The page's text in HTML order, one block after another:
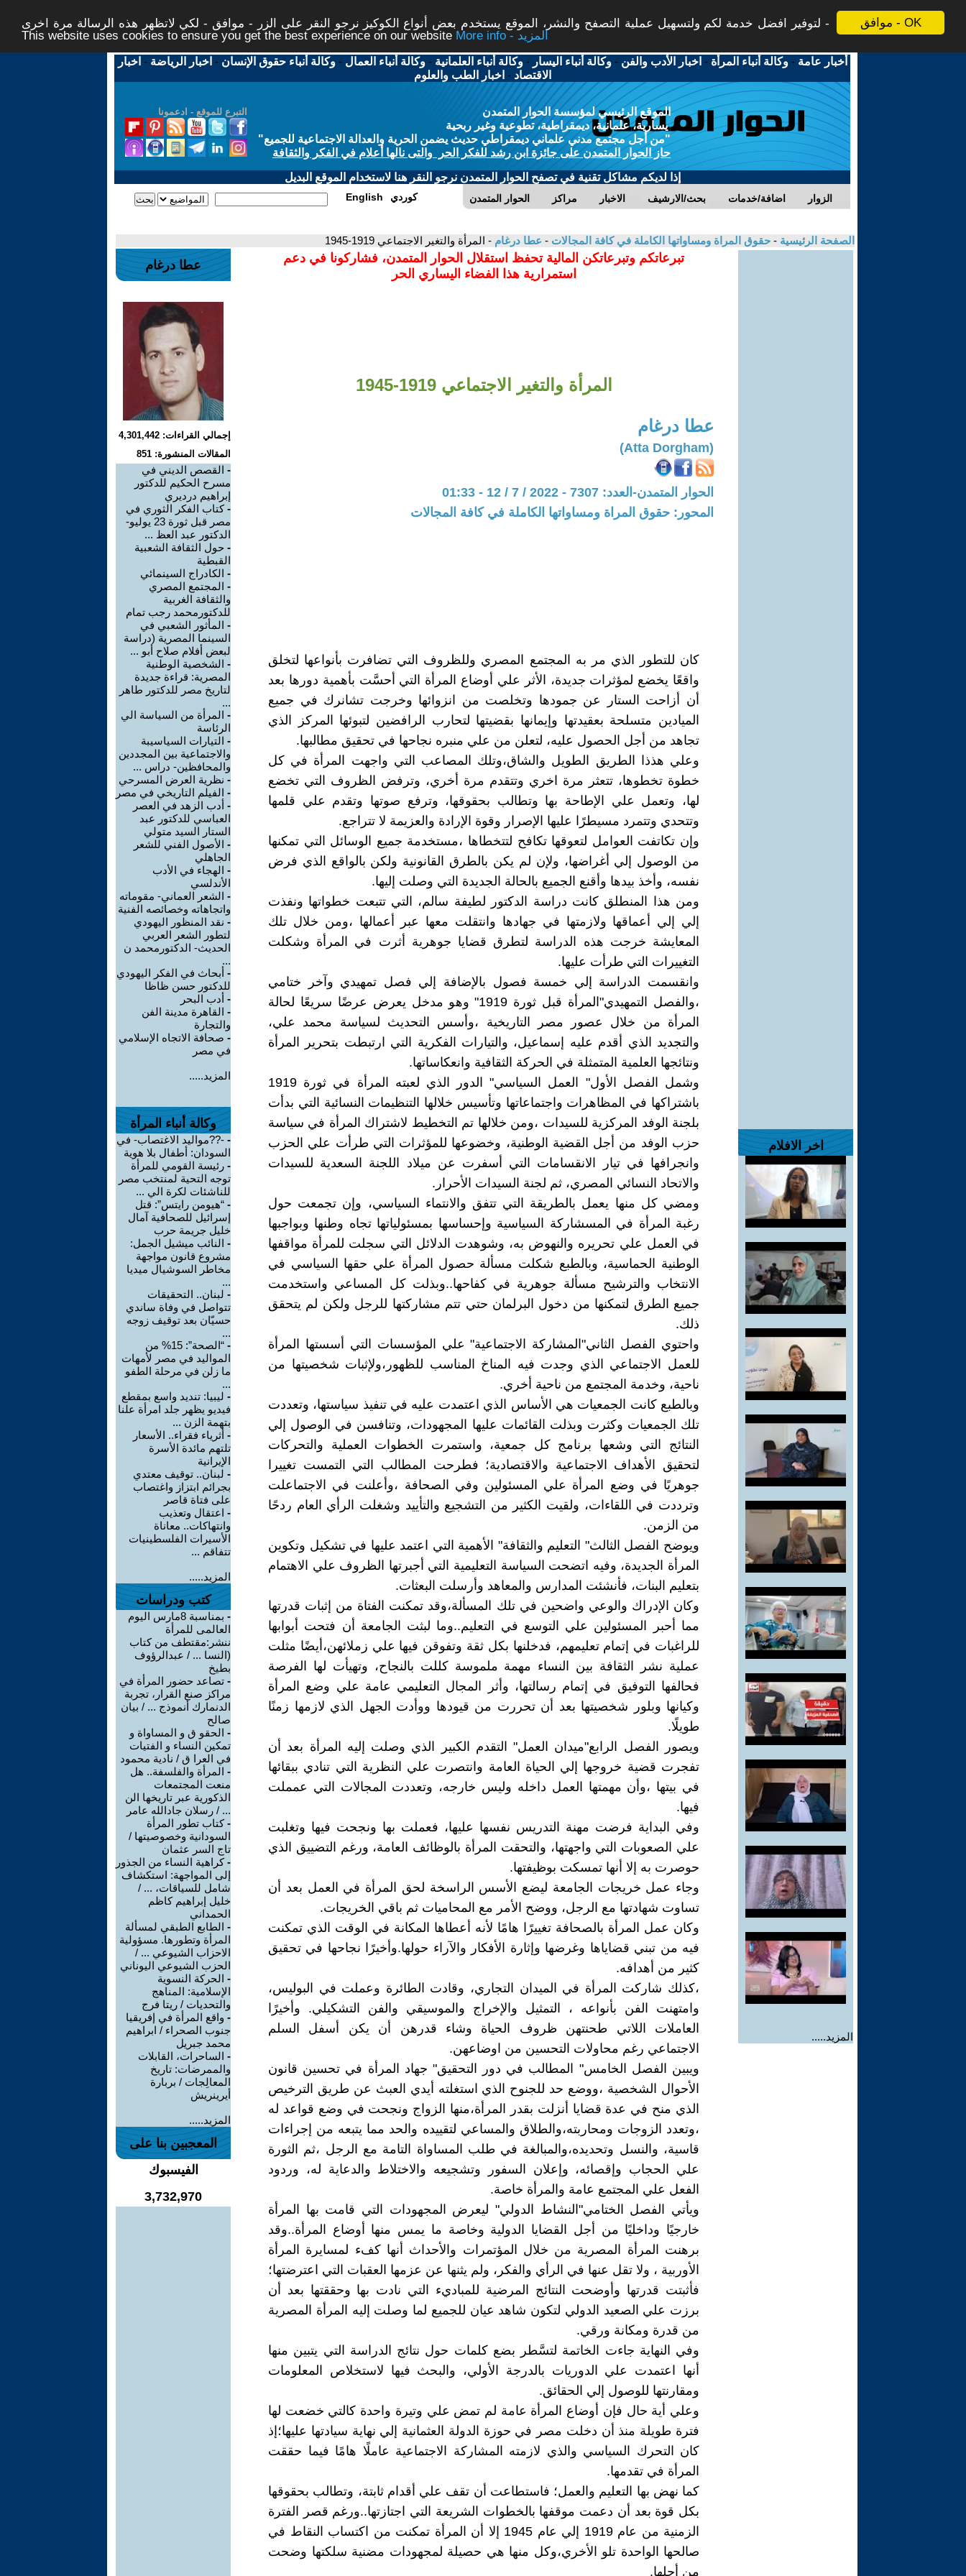
موافق - OK
لتوفير افضل خدمة لكم ولتسهيل عملية التصفح والنشر، الموقع يستخدم بعض أنواع الكوكيز نرجو النقر على الزر - موافق - لكي لاتظهر هذه الرسالة مرة اخرى -
This website uses cookies to ensure you get the best experience on our website
More info - المزيد
أخبار عامة -وكالة أنباء المرأة - اخبار الأدب والفن -وكالة أنباء اليسار -وكالة أنباء العلمانية -وكالة أنباء العمال -وكالة أنباء حقوق الإنسان - اخبار الرياضة - اخبار
الاقتصاد - اخبار الطب والعلوم
التبرع للموقع - ادعمونا
الموقع الرئيسي لمؤسسة الحوار المتمدن
يسارية، علمانية، ديمقراطية، تطوعية وغير ربحية
"من أجل مجتمع مدني علماني ديمقراطي حديث يضمن الحرية والعدالة الاجتماعية للجميع"
حاز الحوار المتمدن على جائزة ابن رشد للفكر الحر والتى نالها أعلام في الفكر والثقافة
إذا لديكم مشاكل تقنية في تصفح الحوار المتمدن نرجو النقر هنا لاستخدام الموقع البديل
الحوار المتمدن مراكز الاخبار بحث/الارشيف اضافة/خدمات الزوار English كوردي
الصفحة الرئيسية - حقوق المراة ومساواتها الكاملة في كافة المجالات - عطا درغام - المرأة والتغير الاجتماعي 1919-1945
اخر الافلام
المزيد.....
تبرعاتكم وتبرعاتكن المالية تحفظ استقلال الحوار المتمدن، فشاركونا في دعم
استمرارية هذا الفضاء اليساري الحر
المرأة والتغير الاجتماعي 1919-1945
عطا درغام
(Atta Dorgham)
الحوار المتمدن-العدد: 7307 - 2022 / 7 / 12 - 01:33
المحور: حقوق المراة ومساواتها الكاملة في كافة المجالات
كان للتطور الذي مر به المجتمع المصري وللظروف التي تضافرت بأنواعها لتخلق
واقعًا يخضع لمؤثرات جديدة، الأثر علي أوضاع المرأة التي أحسَّت بأهمية دورها بعد
أن أزاحت الستار عن جمودها وتخلصت من انزوائها وخرجت تشانرك في جميع
الميادين متسلحة بعقيدتها وإيمانها بقضيتها لتحارب الرافضين لتبوئها المركز الذي
تجاهد من أجل الحصول عليه، لتعلن من علي منبره نجاحها في تحقيق مطالبها.
وعلي هذذا الطريق الطويل والشاق،وتلك المصاعب التي واجهت المرأة في كل
خطوة تخطوها، تتعثر مرة اخري وتتقدم مرة أخري، وترفض الظروف التي تخضع
لها، وتعمل علي الإطاحة بها وتطالب بحقوقها، وترفع صوتها وتقدم علي قلمها
وتتحدي وتتمرد مسيطرًا عليها الإصرار وقوة الإرادة والعزيمة لا تتراجع.
وإن تكاتفت العوامل لتعوقها تكافح لتتخطاها ،مستخدمة جميع الوسائل التي تمكنها
من الوصول إلي أغراضها، ولإن لم يكن بالطرق القانونية ولكن بالواقع الذي فرض
نفسه، وأخذ بيدها وأقنع الجميع بالحالة الجديدة التي وصلت إليها.
ومن هذا المنطلق كانت دراسة الدكتور لطيفة سالم، التي تتبعت خطواتها ونفذت
إلي إلي أعماقها ولازمتها في جهادها وانتقلت معها عبر أعمالها ،ومن خلال تلك
المعايشة خرجت هذه الدراسة لتطرق قضايا جوهرية أثرت في المرأة وشكلت
التغييرات التي طرأت عليها.
وانقسمت الدراسة إلي خمسة فصول بالإضافة إلي فصل تمهيدي وآخر ختامي
،والفصل التمهيدي"المرأة قبل ثورة 1919" وهو مدخل يعرض عرضًا سريعًا لحالة
المرأة من خلال عصور مصر التاريخية ،وأسس التحديث لسياسة محمد علي،
والتجديد الذي أقدم عليه إسماعيل، والتيارات الفكرية التي ارتبطت بتحرير المرأة
ونتائجها العلمية المتمثلة في الحركة الثقافية وانعكاساتها.
وشمل الفصل الأول" العمل السياسي" الدور الذي لعبته المرأة في ثورة 1919
باشتراكها في المظاهرات واجتماعاتها وتأسيس خلالها التنظيمات النسائية التي بدأت
بلجنة الوفد المركزية للسيدات ،ومن خلالها تم التخطيط لاشتراك المرأة في سياسة
حزب الوفد من أجل القضية الوطنية، وخضوعها للمؤثرات التي طرأت علي الحزب
وانجرافها في تيار الانقسامات التي أسفرت عن ميلاد اللجنة السعدية للسيدات
والاتحاد النسائي المصري، ثم لجنة السيدات الأحرار.
ومضي كل منها يعمل بالطريقة التي تتفق والانتماء السياسي، وإن تجمعت حول
رغبة المرأة في المسشاركة السياسية وإحساسها بمسئولياتها تجاه وطنها وبواجبها
في العمل علي تحريره والنهوض به، وشوهدت الدلائل التي سجلت للمرأة مواقفها
الوطنية الحماسية، وبالطبع شكلت مسألة حصول المرأة علي حقها السياسي في
الانتخاب والترشيح مسألة جوهرية في كفاحها..وبذلت كل المساعي واستخدمت
جميع الطرق لتمكنها من دخول البرلمان حتي تتم مشاركتها للرجل ولكن لم يتحقق
ذلك.
واحتوي الفصل الثاني"المشاركة الاجتماعية" علي المؤسسات التي أسستها المرأة
للعمل الاجتماعي الذي وجدت فيه المناخ المناسب للظهور،ولإثبات شخصيتها من
ناحية، وخدمة المجتمع من ناحية أخري.
وبالطبع كانت الجمعيات هي الأساس الذي اعتمدت عليه في تنفيذ سياستها، وتعددت
تلك الجمعيات وكثرت وبذلت القائمات عليها المجهودات، وتنافسن في الوصول إلي
النتائج التي وشعها برنامج كل جمعية، واستمرت الخطوات العملية والتحركات
لتحقيق الأهداف الاجتماعية والاقتصادية؛ فطرحت المطالب التي التمست تغييرا
جوهريًا في وضع المرأة علي المسئولين وفي الصحافة ،وأعلنت في الاجتماعلت
وترددت في اللقاءات، ولقيت الكثير من التشجيع والتأييد وشغلت الرأي العام ردحًا
من الزمن.
ويوضح الفصل الثالث" التعليم والثقافة" الأهمية التي اعتمد عليها في تشكيل وتكوين
المرأة الجديدة، وفيه اتضحت السياسة التعليمية التي أجبرتها الظروف علي الاهتمام
بتعليم البنات، فأنشئت المدارس والمعاهد وأرسلت البعثات.
وكان الإدراك والوعي واضحين في تلك المسألة،وقد تمكنت الفتاة من إثبات قدرتها
مما أحبر المسئولين علي التوسع في التعليم..وما لبثت الجامعة أن فتحت أبوابها
للراغبات في إتمام تعليمهم، فدخلنها بكل ثقة وتفوقن فيها علي زملائهن،أيضًا مثلت
عملية نشر الثقافة بين النساء مهمة ملموسة كللت بالنجاح، وتهيأت لها الفرصة
فحالفها التوفيق في إتمام رسالتها، وأثر المجال التعليمي عامة علي وضع المرأة
وكيانها وبلور شخصيتها بعد أن تحررت من قيودها ووأدت الجهل الذي لازمها زمنًا
طويلًا.
ويصور الفصل الرابع"ميدان العمل" التقدم الكبير الذي وصلت إليه المرأة بعد أن
تفجرت قضية خروجها إلي الحياة العامة وانتصرت علي النظرية التي تنادي ببقائها
في بيتها ،وأن مهمتها العمل داخله وليس خارجه، وتعددت المجالات التي عمملت
فيها.
وفي البداية فرضت مهنة التدريس نفسها عليها، فعملت بها ونجحت فيها وتغلبت
علي الصعوبات التي واجهتها، والتحقت المرأة بالوظائف العامة، ورغم التضييق الذي
حوصرت به إلا أنها تمسكت بوظيفتها.
وجاء عمل خريجات الجامعة ليضع الأسس الراسخة لحق المرأة في العمل بعد أن
تساوت شهادتها مع الرجل، ووضح الأمر مع المحاميات ثم باقي الخريجات.
وكان عمل المرأة بالصحافة تغييرًا هامًا لأنه أعطاها المكانة في الوقت الذي تمكنت
فيه من تبني قضاياها وغرضها وإثارة الأفكار والآراء حولها.وأخيرًا نجاحها في تحقيق
كثير من أهدافه.
،كذلك شاركت المرأة في الميدان التجاري، وقادت الطائرة وعملت في البوليس،
وامتهنت الفن بأنواعه ، التمثيل والإخراج والموسيقي والفن التشكيلي. وأخيرًا
العاملات اللاتي طحنتهن ظروف الحياة وشاء قدرهن أن يكن أسفل السلم
الاجتماعي رغم محاولات التحسين من اوضاعهن.
ويبين الفصل الخامس" المطالب في دور التحقيق" جهاد المرأة في تحسين قانون
الأحوال الشخصية ،ووضع حد للجنوح الذي استغلته أيدي العبث عن طريق الترخيص
الذي منح في عدة قضايا أنزلت بقدر المرأة،منها الزواج ونجحت في وضع قواعد له
،وتعدد الزوجات ومحاربته،والطلاق والمساعي لتقييده والحد مما يتبعه من إجراءات
قاسية، والنسل وتحديده،والمبالغة في طلب المساواة التامة مع الرجل ،ثم الثورة
علي الحجاب وإقصائه، وإعلان السفور وتشجيعه والاختلاط والدعاية له، وردود
الفعل علي المجتمع عامة والمرأة خاصة.
ويأتي الفصل الختامي"النشاط الدولي" ليعرض المجهودات التي قامت بها المرأة
خارجيًا وداخليًا من أجل القضايا الدولية وخاصة ما يمس منها أوضاع المرأة..وقد
برهنت المرأة المصرية من خلال المؤتمرات والأحداث أنها كفء لمسايرة المرأة
الأوربية ، ولا تقل عنها في الرأي والفكر، ولم يثنها عن عزمها العقبات التي اعترضتها؛
فأثبتت قدرتها وأوضحت النتائج المرضية للمباديء التي نادت بها وحققتها بعد أن
برزت علي الصعيد الدولي لتكون شاهد عيان للجميع لما وصلت إليه المرأة المصرية
من قدرة ومكانة ورقي.
وفي النهاية جاءت الخاتمة لتسَّطر بضع كلمات حول نتائج الدراسة التي يتبين منها
أنها اعتمدت علي الدوريات بالدرجة الأولي، والبحث فيها لاستخلاص المعلومات
ومقارنتها للوصول إلي الحقائق.
وعلي أية حال فإن أوضاع المرأة عامة لم تمض علي وتيرة واحدة كالتي خضعت لها
فترة طويلة منذ أن دخلت مصر في حوزة الدولة العثمانية إلي نهاية سيادتها عليها؛إذ
كان التحرك السياسي والذي لازمته المشاركة الاجتماعية عاملًا هامًا فيما حققت
المرأة في تقدمها.
كما نهض بها التعليم والعمل؛ فاستطاعت أن تقف علي أقدام ثابتة، وتطالب بحقوقها
بكل قوة بعد أن دعمت موقفها بالخطوات الشريعة التي اجتازتها..ورغم قصر الفترة
الزمنية من عام 1919 إلي عام 1945 إلا أن المرأة تمكنت من اكتساب النقاط في
صالحها الواحدة تلو الأخري،وكل منها هي حصيلة لمجهودات مضنية سلكتها وضحت
من أجلها.
عطا درغام
إجمالي القراءات: 4,301,442
المقالات المنشورة: 851
- القصص الديني في
مسرح الحكيم للدكتور
إبراهيم درديري
-كتاب الفكر الثوري في
مصر قبل ثورة 23 يوليو-
الدكتور عبد العظ ...
- حول الثقافة الشعبية
القبطية
- الكادراج السينمائي
- المجتمع المصري
والثقافة الغربية
للدكتورمحمد رجب تمام
- المأثور الشعبي في
السينما المصرية (دراسة
لبعض أفلام صلاح أبو ...
- الشخصية الوطنية
المصرية: قراءة جديدة
لتاريخ مصر للدكتور طاهر
...
- المرأة من السياسة الي
الرئاسة
- التيارات السياسيبة
والاجتماعية بين المجددين
والمحافظين- دراس ...
- نظرية العرض المسرحي
- الفيلم التاريخي في مصر
- أدب الزهد في العصر
العباسي للدكتور عبد
الستار السيد متولي
- الأصول الفني للشعر
الجاهلي
- الهجاء في الأدب
الأندلسي
- الشعر العماني- مقوماته
واتجاهاته وخصائصه الفنية
- نقد المنظور اليهودي
لتطور الشعر العربي
الحديث- الدكتورمحمد ن
...
- أبحاث في الفكر اليهودي
للدكتور حسن ظاظا
- أدب البحر
- القاهرة مدينة الفن
والتجارة
- صحافة الاتجاه الإسلامي
في مصر
المزيد.....
وكالة أنباء المرأة
- -??مواليد الاغتصاب- في
السودان: أطفال بلا هوية
- رئيسة القومي للمرأة
توجه التحية لمنتخب مصر
للناشئات لكرة الي ...
- “هيومن رايتس”: قتل
إسرائيل للصحافية آمال
خليل جريمة حرب
- النائب ميشيل الجمل:
مشروع قانون مواجهة
مخاطر السوشيال ميديا
...
- لبنان.. التحقيقات
تتواصل في وفاة ساندي
حسيّان بعد توقيف زوجه
...
-
“الصحة”: 15% من
المواليد في مصر لأمهات
ما زلن في مرحلة الطفو
...
- ليبيا: تنديد واسع بمقطع
فيديو يظهر جلد امرأة علنا
بتهمة الزن ...
- أثرياء فقراء.. الأسعار
تلتهم مائدة الأسرة
الإيرانية
- لبنان.. توقيف معتدي
بجرائم ابتزاز واغتصاب
على فتاة قاصر
- اعتقال وتعذيب
وانتهاكات.. معاناة
الأسيرات الفلسطينيات
تتفاقم ...
المزيد.....
كتب ودراسات
-
بمناسبة 8مارس اليوم
العالمى للمرأة
ننشر:مقتطف من كتاب
(النسا ... / عبدالرؤوف
بطيخ
- تصاعد حضور المرأة في
مراكز صنع القرار، تجربة
الدنمارك أنموذج ... / بيان
صالح
- الحقو ق و المساواة و
تمكين النساء و الفتيات
في العرا ق / نادية محمود
- المرأة والفلسفة.. هل
منعت المجتمعات
الذكورية عبر تاريخها الن
... / رسلان جادالله عامر
-كتاب تطور المرأة
السودانية وخصوصيتها /
تاج السر عثمان
-كراهية النساء من الجذور
إلى المواجهة: استكشاف
شامل للسياقات، ... /
خليل إبراهيم كاظم
الحمداني
- الطابع الطبقي لمسألة
المرأة وتطورها. مسؤولية
الاحزاب الشيوعي ... /
الحزب الشيوعي اليوناني
- الحركة النسوية
الإسلامية: المناهج
والتحديات / ريتا فرج
- واقع المرأة في إفريقيا
جنوب الصحراء / ابراهيم
محمد جبريل
- الساحرات، القابلات
والممرضات: تاريخ
المعالِجات / بربارة
أيرينريش
المزيد.....
المعجبين بنا على
الفيسبوك
3,732,970